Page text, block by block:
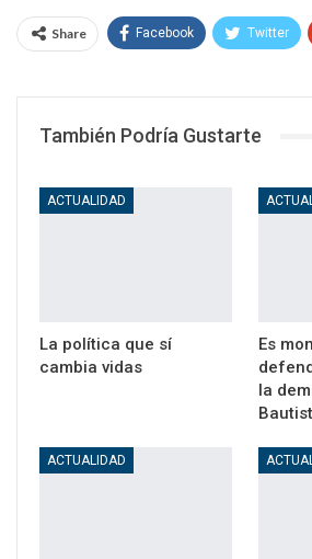
Share Facebook Twitter
También Podría Gustarte
ACTUALIDAD
La política que sí
cambia vidas
Es
la
ACTUALIDAD